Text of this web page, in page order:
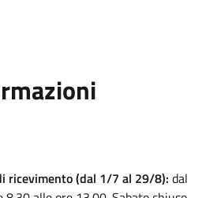
ricevimento (dal 1/7 al 29/8): dal